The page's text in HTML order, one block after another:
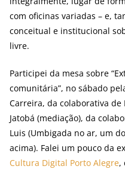
com oficinas variadas – e,
conceitual e institucional
livre.
Participei da mesa sobre
comunitária”, no sábado
Carreira, da colaborativa de
Jatobá (mediação), da
Luis (Umbigada no ar, um
acima). Falei um pouco da
Cultura Digital Porto Alegre,